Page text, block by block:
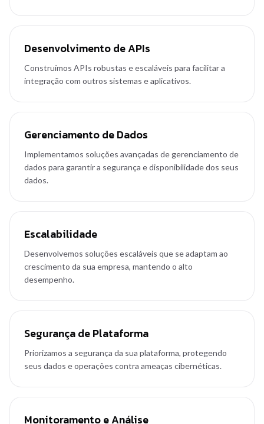
Desenvolvimento de APIs
Construímos APIs robustas e escaláveis para facilitar a
integração com outros sistemas e aplicativos.
Gerenciamento de Dados
Implementamos soluções avançadas de gerenciamento de
dados para garantir a segurança e disponibilidade dos seus
dados.
Escalabilidade
Desenvolvemos soluções escaláveis que se adaptam ao
crescimento da sua empresa, mantendo o alto
desempenho.
Segurança de Plataforma
Priorizamos a segurança da sua plataforma, protegendo
seus dados e operações contra ameaças cibernéticas.
Monitoramento e Análise